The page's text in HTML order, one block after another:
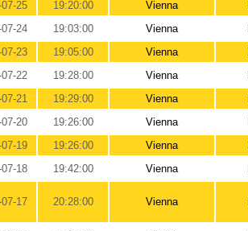
25
19:20:00 Vienna
24
19:03:00 Vienna
23
19:05:00 Vienna
22
19:28:00 Vienna
21
19:29:00 Vienna
20
19:26:00 Vienna
19
19:26:00 Vienna
18
19:42:00 Vienna
17 20:28:00 Vienna